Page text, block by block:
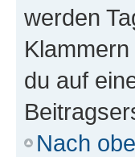
werden
du auf
Nach